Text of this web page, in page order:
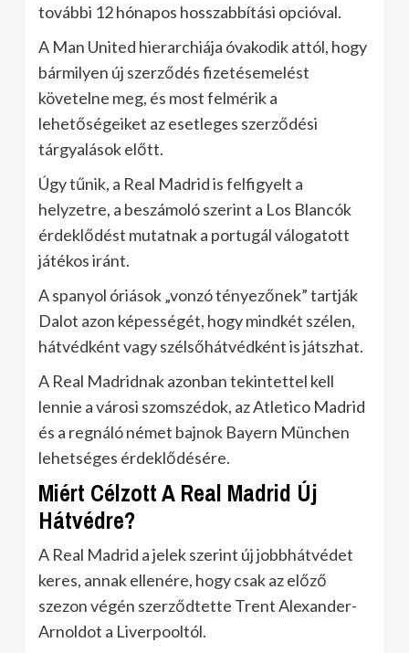
további 12 hónapos hosszabbítási opcióval.
A Man United hierarchiája óvakodik attól, hogy
bármilyen új szerződés fizetésemelést
követelne meg, és most felmérik a
lehetőségeiket az esetleges szerződési
tárgyalások előtt.
Úgy tűnik, a Real Madrid is felfigyelt a
helyzetre, a beszámoló szerint a Los Blancók
érdeklődést mutatnak a portugál válogatott
játékos iránt.
A spanyol óriások „vonzó tényezőnek” tartják
Dalot azon képességét, hogy mindkét szélen,
hátvédként vagy szélsőhátvédként is játszhat.
A Real Madridnak azonban tekintettel kell
lennie a városi szomszédok, az Atletico Madrid
és a regnáló német bajnok Bayern München
lehetséges érdeklődésére.
Miért Célzott A Real Madrid Új
Hátvédre?
A Real Madrid a jelek szerint új jobbhátvédet
keres, annak ellenére, hogy csak az előző
szezon végén szerződtette Trent Alexander-
Arnoldot a Liverpooltól.